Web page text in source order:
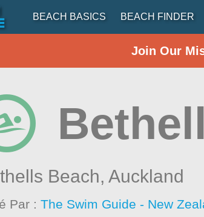
BEACH BASICS BEACH FINDER
Join Our
Beach,Auckland
Par :The Swim Guide - New